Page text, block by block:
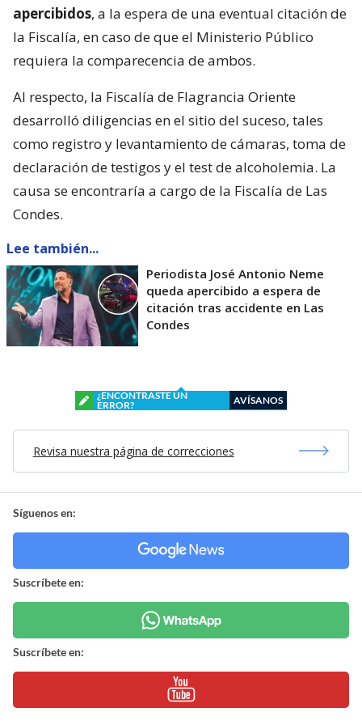
apercibidos, a la espera de una eventual citación de
la Fiscalía, en caso de que el Ministerio Público
requiera la comparecencia de ambos.
Al respecto, la Fiscalía de Flagrancia Oriente
desarrolló diligencias en el sitio del suceso, tales
como registro y levantamiento de cámaras, toma de
declaración de testigos y el test de alcoholemia. La
causa se encontraría a cargo de la Fiscalía de Las
Condes.
Lee también...
Periodista José Antonio Neme
queda apercibido a espera de
citación tras accidente en Las
Condes
¿ENCONTRASTE UN
ERROR?
AVÍSANOS
Revisa nuestra página de correcciones
Síguenos en:
Suscríbete en:
Suscríbete en: